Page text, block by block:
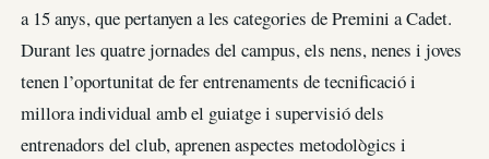
a 15 anys, que pertanyen a les categories de Premini a Cadet.
Durant les quatre jornades del campus, els nens, nenes i joves
tenen l’oportunitat de fer entrenaments de tecnificació i
millora individual amb el guiatge i supervisió dels
entrenadors del club, aprenen aspectes metodològics i